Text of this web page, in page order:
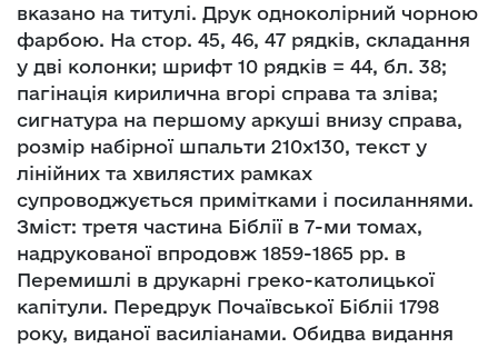
вказано на титулі. Друк одноколірний чорною
фарбою. На стор. 45, 46, 47 рядків, складання
у дві колонки; шрифт 10 рядків = 44, бл. 38;
пагінація кирилична вгорі справа та зліва;
сигнатура на першому аркуші внизу справа,
розмір набірної шпальти 210х130, текст у
лінійних та хвилястих рамках
супроводжується примітками і посиланнями.
Зміст: третя частина Біблії в 7-ми томах,
надрукованої впродовж 1859-1865 рр. в
Перемишлі в друкарні греко-католицької
капітули. Передрук Почаївської Бібліі 1798
року, виданої василіанами. Обидва видання